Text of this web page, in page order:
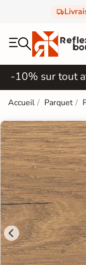
-10% sur tout
Accueil Parquet